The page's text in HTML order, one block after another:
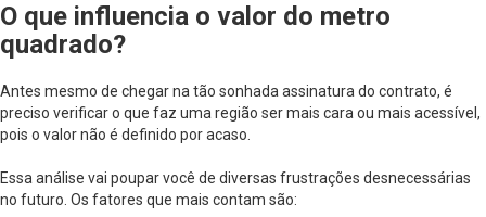
O que influencia o valor do metro
quadrado?
Antes mesmo de chegar na tão sonhada assinatura do contrato, é
preciso verificar o que faz uma região ser mais cara ou mais acessível,
pois o valor não é definido por acaso.
Essa análise vai poupar você de diversas frustrações desnecessárias
no futuro. Os fatores que mais contam são: